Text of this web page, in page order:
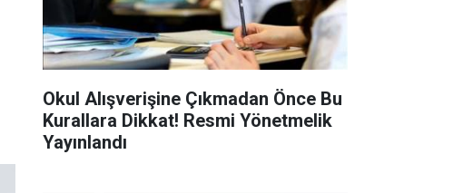
Okul Alışverişine Çıkmadan Önce Bu
Kurallara Dikkat! Resmi Yönetmelik
Yayınlandı